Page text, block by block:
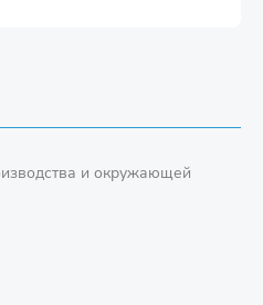
и окружающей